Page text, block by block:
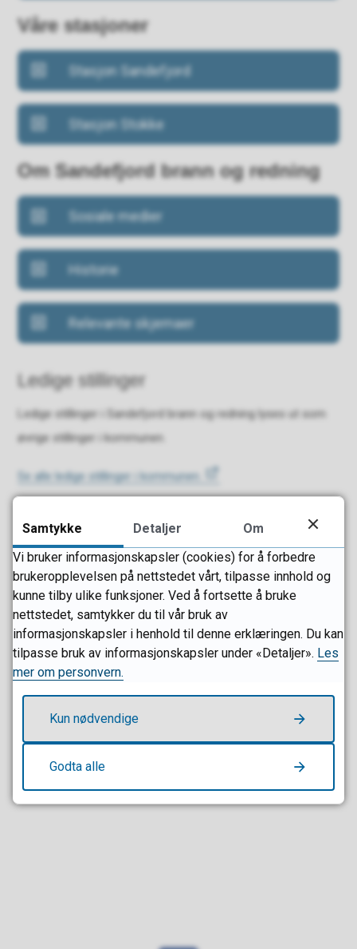
Våre stasjoner
Stasjon Sandefjord
Stasjon Stokke
Om Sandefjord brann og redning
Sosiale medier
Historie
Relevante skjemaer
Ledige stillinger
Ledige stillinger i Sandefjord brann og redning lyses ut som
øvrige stillinger i kommunen.
Se alle ledige stillinger i kommunen.
standardisert fysisk test for å kvalifisere seg videre til øvrige
tester og intervju. Alle ansatte må levere politiattest ved
tiltredelse.
Brann- og redningsvesenforskriften angir krav til opplæring
og kompetanse for personell
Fant du det du lette etter?
Samtykke Detaljer
Om
Vi bruker informasjonskapsler (cookies) for å forbedre
brukeropplevelsen på nettstedet vårt, tilpasse innhold og
kunne tilby ulike funksjoner. Ved å fortsette å bruke
nettstedet, samtykker du til vår bruk av
informasjonskapsler i henhold til denne erklæringen. Du kan
tilpasse bruk av informasjonskapsler under «Detaljer». Les
mer om personvern.
Kun nødvendige
Godta alle